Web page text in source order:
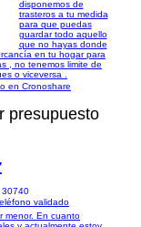
disponemos de
trasteros a tu medida
para que puedas
guardar todo aquello
que no hayas donde
en tu hogar para
, no tenemos limite de
o viceversa .
en Cronoshare
presupuesto
30740
validado
menor. En cuanto